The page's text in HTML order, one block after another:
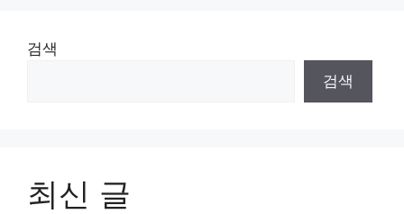
검색
검색
최신 글